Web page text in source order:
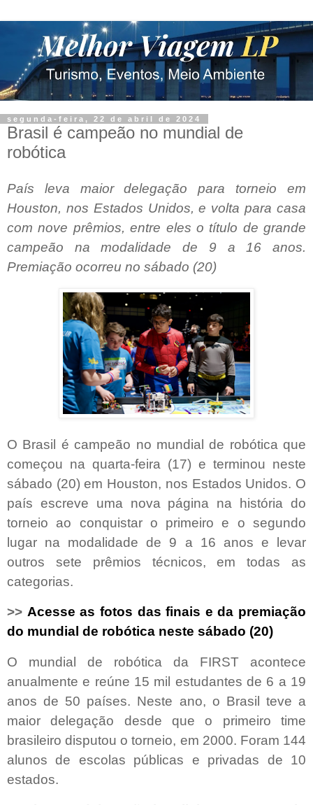
segunda-feira, 22 de abril de 2024
Brasil é campeão no mundial de
robótica
País leva maior delegação para torneio em
Houston, nos Estados Unidos, e volta para casa
com nove prêmios, entre eles o título de grande
campeão na modalidade de 9 a 16 anos.
Premiação ocorreu no sábado (20)
O Brasil é campeão no mundial de robótica que
começou na quarta-feira (17) e terminou neste
sábado (20) em Houston, nos Estados Unidos. O
país escreve uma nova página na história do
torneio ao conquistar o primeiro e o segundo
lugar na modalidade de 9 a 16 anos e levar
outros sete prêmios técnicos, em todas as
categorias.
>> Acesse as fotos das finais e da premiação
do mundial de robótica neste sábado (20)
O mundial de robótica da FIRST acontece
anualmente e reúne 15 mil estudantes de 6 a 19
anos de 50 países. Neste ano, o Brasil teve a
maior delegação desde que o primeiro time
brasileiro disputou o torneio, em 2000. Foram 144
alunos de escolas públicas e privadas de 10
estados.